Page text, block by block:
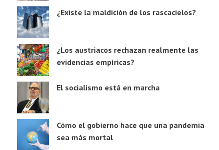
¿Existe la maldición de los rascacielos?
¿Los austriacos rechazan realmente las
evidencias empíricas?
El socialismo está en marcha
Cómo el gobierno hace que una pandemia
sea más mortal